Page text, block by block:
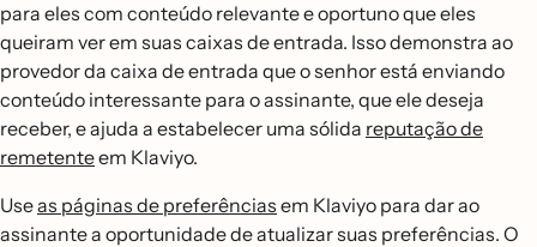
para eles com conteúdo relevante e oportuno que eles
queiram ver em suas caixas de entrada. Isso demonstra ao
provedor da caixa de entrada que o senhor está enviando
conteúdo interessante para o assinante, que ele deseja
receber, e ajuda a estabelecer uma sólida reputação de
remetenteem Klaviyo.
Useas páginas de preferências em Klaviyo para dar ao
assinante a oportunidade de atualizar suas preferências. O